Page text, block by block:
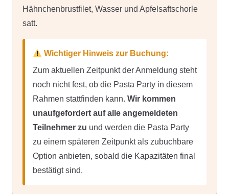
Hähnchenbrustfilet, Wasser und Apfelsaftschorle
satt.
Wichtiger Hinweis zur Buchung:
Zum aktuellen Zeitpunkt der Anmeldung steht
noch nicht fest, ob die Pasta Party in diesem
Rahmen stattfinden kann. Wir kommen
unaufgefordert auf alle angemeldeten
Teilnehmer zu und werden die Pasta Party
zu einem späteren Zeitpunkt als zubuchbare
Option anbieten, sobald die Kapazitäten final
bestätigt sind.